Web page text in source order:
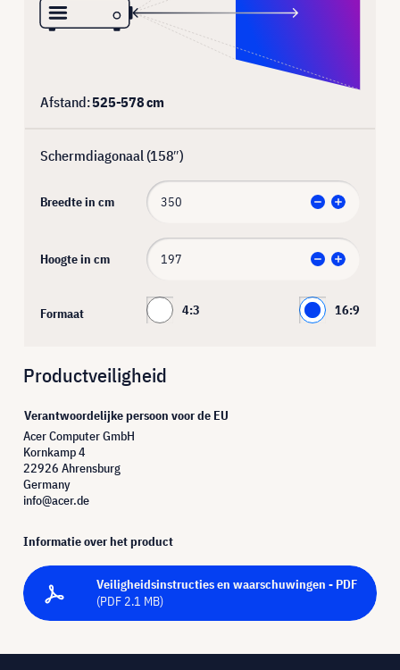
Afstand:525-578cm
Schermdiagonaal (158″)
Breedte in cm
Hoogte in cm
Formaat 4:3 16:9
Productveiligheid
Verantwoordelijke persoon voor de EU
Acer Computer GmbH
Kornkamp 4
22926 Ahrensburg
Germany
info@acer.de
Informatie over het product
Veiligheidsinstructies en waarschuwingen - PDF
(PDF 2.1 MB)